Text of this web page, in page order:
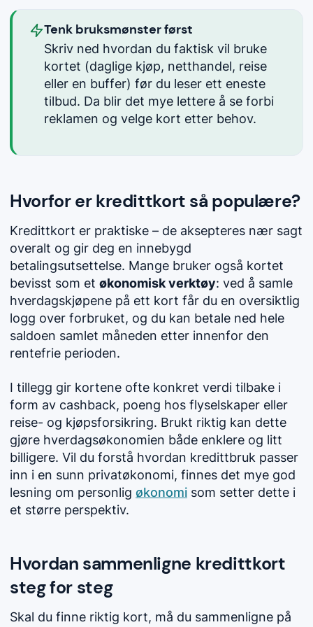
Tenk bruksmønster først
Skriv ned hvordan du faktisk vil bruke
kortet (daglige kjøp, netthandel, reise
eller en buffer) før du leser ett eneste
tilbud. Da blir det mye lettere å se forbi
reklamen og velge kort etter behov.
Hvorfor er kredittkort så populære?
Kredittkort er praktiske – de aksepteres nær sagt
overalt og gir deg en innebygd
betalingsutsettelse. Mange bruker også kortet
bevisst som et økonomisk verktøy: ved å samle
hverdagskjøpene på ett kort får du en oversiktlig
logg over forbruket, og du kan betale ned hele
saldoen samlet måneden etter innenfor den
rentefrie perioden.
I tillegg gir kortene ofte konkret verdi tilbake i
form av cashback, poeng hos flyselskaper eller
reise- og kjøpsforsikring. Brukt riktig kan dette
gjøre hverdagsøkonomien både enklere og litt
billigere. Vil du forstå hvordan kredittbruk passer
inn i en sunn privatøkonomi, finnes det mye god
lesning om personlig økonomi som setter dette i
et større perspektiv.
Hvordan sammenligne kredittkort
steg for steg
Skal du finne riktig kort, må du sammenligne på